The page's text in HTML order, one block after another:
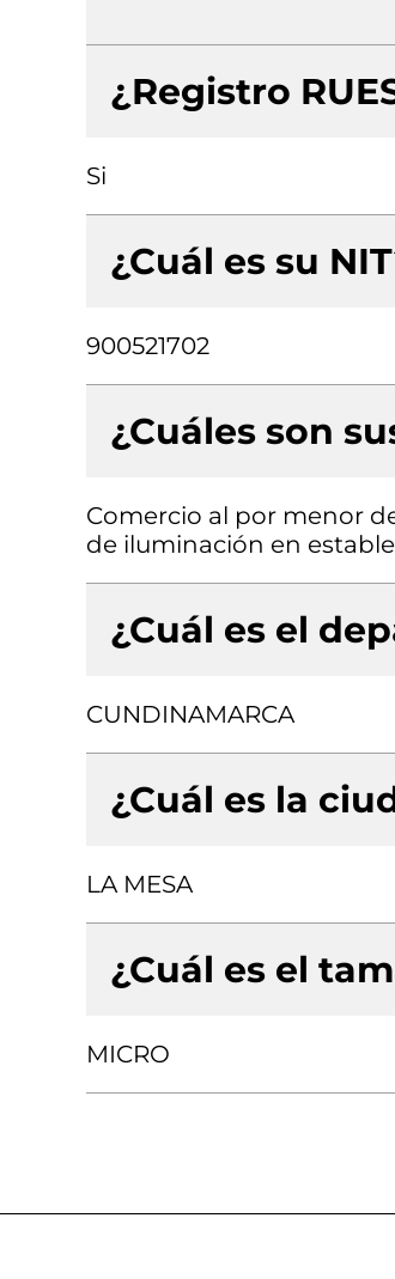
¿Registro
Si
¿Cuál es su
900521702
¿Cuáles son
Comercio al por menor
de iluminación en
¿Cuál es el
CUNDINAMARCA
¿Cuál es la
LA MESA
¿Cuál es el
MICRO